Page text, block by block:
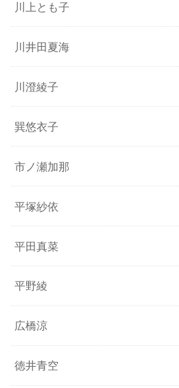
川上とも子
川井田夏海
川澄綾子
巽悠衣子
市ノ瀬加那
平塚紗依
平田真菜
平野綾
広橋涼
徳井青空